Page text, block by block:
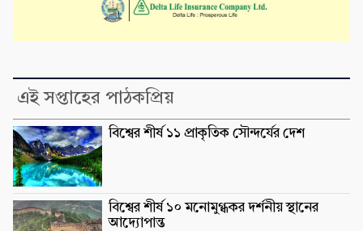
এই সপ্তাহের পাঠকপ্রিয়
বিশ্বের শীর্ষ ১১ প্রাকৃতিক সৌন্দর্যের দেশ
বিশ্বের শীর্ষ ১০ মনোমুগ্ধকর দর্শনীয় স্থানের
আদ্যোপান্ত